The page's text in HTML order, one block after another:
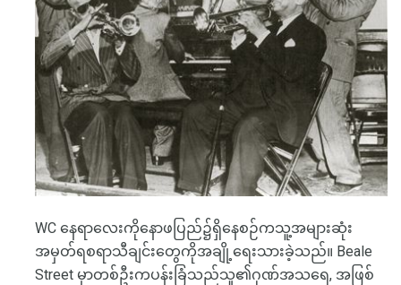
WC နေရာလေးကိုနောဖပြည်၌ရှိနေစဉ်ကသူ့အများဆုံး
အမှတ်ရစရာသီချင်းတွေကိုအချို့ရေးသားခဲ့သည်။ Beale
Street မှာတစ်ဦးကပန်းခြံသည်သူ၏ဂုဏ်အသရေ, အဖြစ်